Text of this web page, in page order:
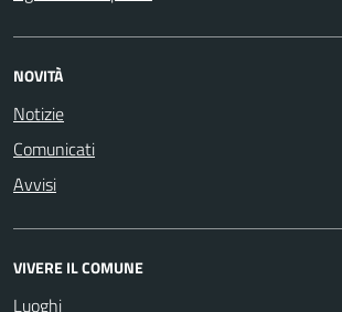
NOVITÀ
Notizie
Comunicati
Avvisi
VIVERE IL COMUNE
Luoghi